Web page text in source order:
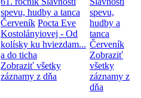
spevu, hudby a tanca
Červeník Pocta Eve
Kostolányiovej - Od
kolísky ku hviezdam...
a do ticha
Zobraziť všetky
záznamy z dňa
spevu,
hudby a
tanca
Červeník
Zobraziť
všetky
záznamy z
dňa